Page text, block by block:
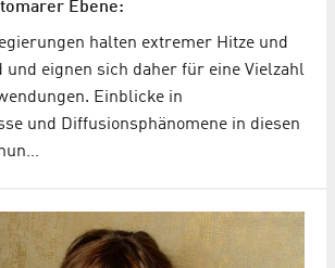
Ebene:
halten extremer Hitze und
und eignen sich daher für eine Vielzahl
Einblicke in
und Diffusionsphänomene in diesen